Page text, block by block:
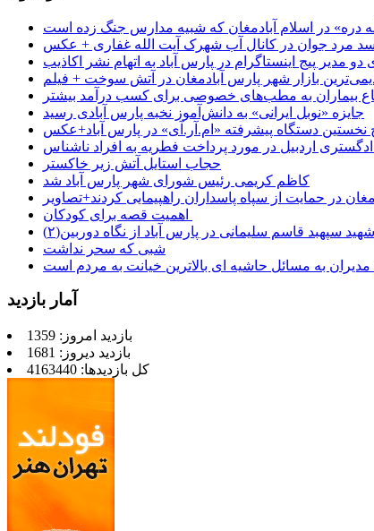
مرد جوان در کانال آب شهرک آیت الله غفاری + عکس
مدیر پیج اینستاگرام در پارس آباد به اتهام نشر اکاذیب
بازار شهر پارس آبادمغان در آتش سوخت + فیلم
بیماران به مطب‌های خصوصی برای کسب درآمد بیشتر
جایزه «نوبل ایرانی» به دانش‌آموز نخبه پارس آبادی رسید
نخستین دستگاه پیشرفته «ام.آر.آی» در پارس آباد+عکس
اردبیل در مورد پرداخت فطریه به افراد ناشناس
حجاب استایل آتش زیر خاکستر
کاظم کریمی رئیس شورای شهر پارس آباد شد
در حمایت از سپاه پاسداران راهپیمایی کردند+تصاویر
سپهبد قاسم سلیمانی در پارس آباد از نگاه دوربین(۲)
شبی که سحر نداشت
مدیران به مسائل حاشیه ای بالاترین خیانت به مردم است
آمار بازدید
بازدید امروز: 1359
بازدید دیروز: 1681
کل بازدیدها: 4163440